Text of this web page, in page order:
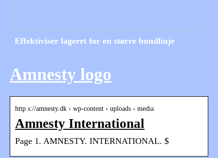
Effektiviser lageret for en større bundlinje
Amnesty logo
http s://amnesty.dk › wp-content › uploads › media
Amnesty International
Page 1. AMNESTY. INTERNATIONAL. $